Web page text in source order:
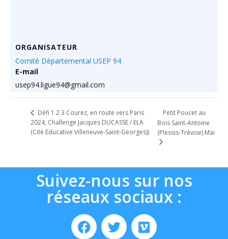
ORGANISATEUR
Comité Départemental USEP 94
E-mail
usep94.ligue94@gmail.com
Défi 1 2 3 Courez, en route vers Paris
2024, Challenge Jacques DUCASSE / ELA
(Cité Educative Villeneuve-Saint-Georges))
Petit Poucet au
Bois Saint-Antoine
(Plessis-Trévise) Mai
Suivez-nous sur nos
réseaux sociaux :